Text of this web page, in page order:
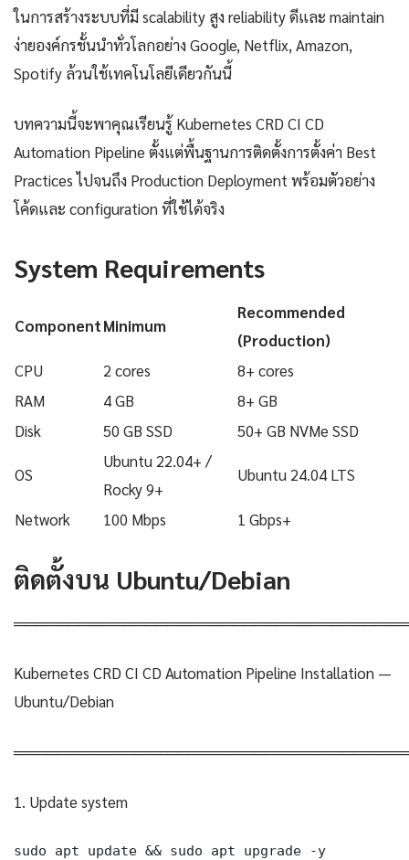
ในการสร้างระบบที่มี scalability สูง reliability ดีและ maintain
ง่ายองค์กรชั้นนำทั่วโลกอย่าง Google, Netflix, Amazon,
Spotify ล้วนใช้เทคโนโลยีเดียวกันนี้
บทความนี้จะพาคุณเรียนรู้ Kubernetes CRD CI CD
Automation Pipeline ตั้งแต่พื้นฐานการติดตั้งการตั้งค่า Best
Practices ไปจนถึง Production Deployment พร้อมตัวอย่าง
โค้ดและ configuration ที่ใช้ได้จริง
System Requirements
ComponentMinimum
Recommended
(Production)
CPU
2 cores
8+ cores
RAM
4 GB
8+ GB
Disk
50 GB SSD 50+ GB NVMe SSD
OS
Ubuntu 22.04+ /
Rocky 9+
Ubuntu 24.04 LTS
Network 100 Mbps 1 Gbps+
ติดตั้งบน Ubuntu/Debian
Kubernetes CRD CI CD Automation Pipeline Installation —
Ubuntu/Debian
1. Update system
sudo apt update && sudo apt upgrade -y